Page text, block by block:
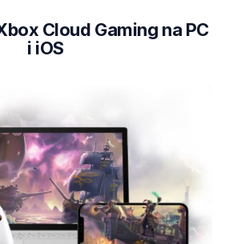
Cloud Gaming na PC
i iOS